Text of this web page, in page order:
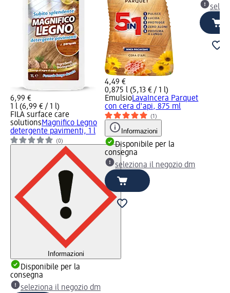
6,99 €
1 l (6,99 € / 1 l)
FILA surface care
solutionsMagnifico Legno
detergente pavimenti, 1 l
(0)
Informazioni
Disponibile per la
consegna
seleziona il negozio dm
4,49 €
0,875 l (5,13 € / 1 l)
EmulsioLavaIncera Parquet
con cera d'api, 875 ml
(1)
Informazioni
Disponibile per la
consegna
seleziona il negozio dm